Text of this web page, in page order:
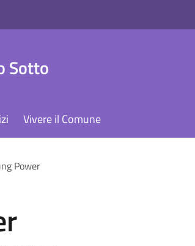
Sotto
Vivere il Comune
Power